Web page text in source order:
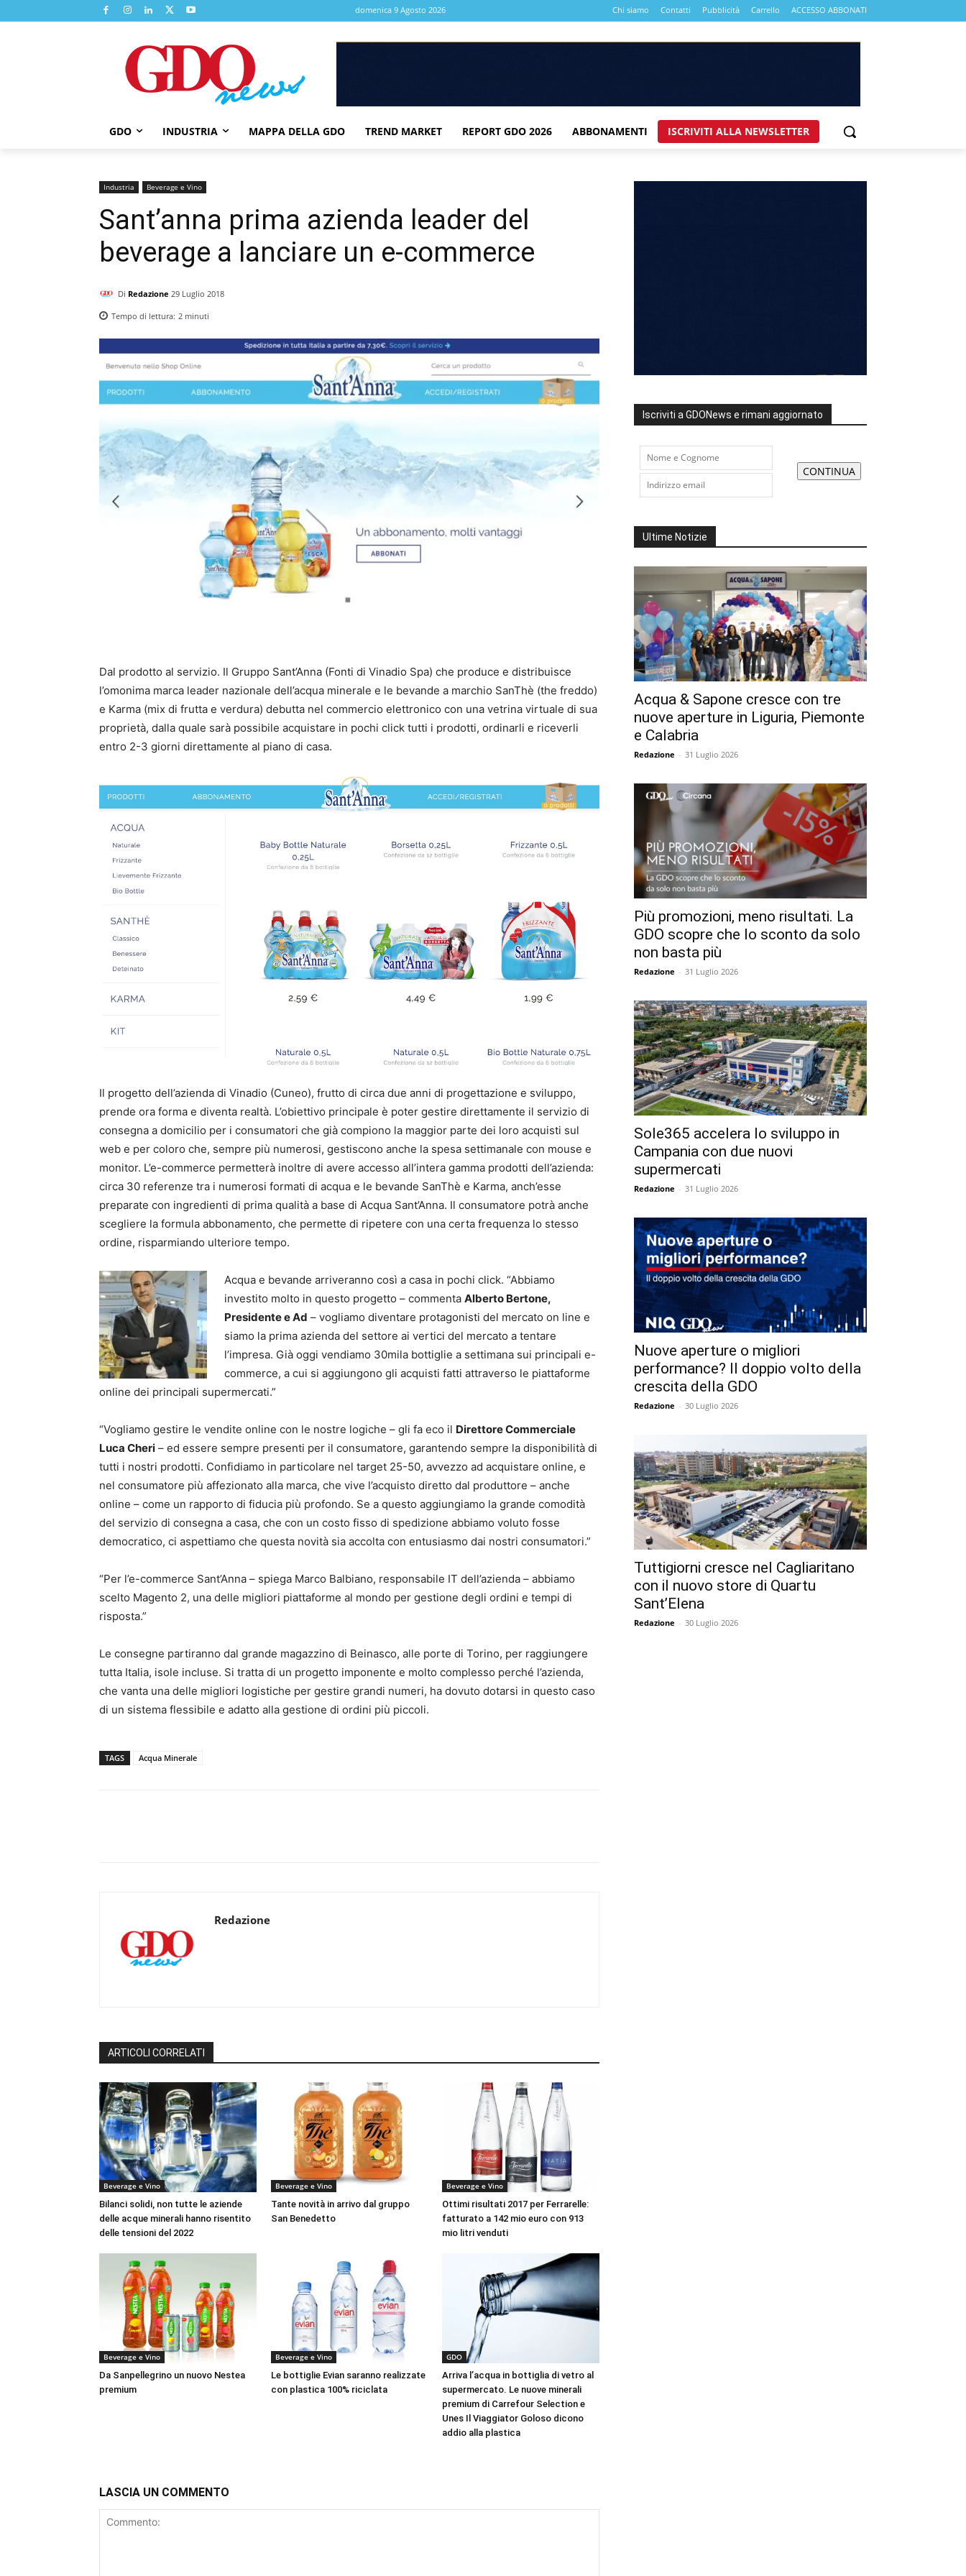
domenica 9 Agosto 2026 Chi siamo Contatti Pubblicità Carrello ACCESSO ABBONATI
GDO INDUSTRIA MAPPA DELLA GDO TREND MARKET REPORT GDO 2026 ABBONAMENTI ISCRIVITI ALLA NEWSLETTER
Industria Beverage e Vino
Sant’anna prima azienda leader del
beverage a lanciare un e-commerce
Di Redazione 29 Luglio 2018
Tempo di lettura: 2 minuti
Dal prodotto al servizio. Il Gruppo Sant’Anna (Fonti di Vinadio Spa) che produce e distribuisce
l’omonima marca leader nazionale dell’acqua minerale e le bevande a marchio SanThè (the freddo)
e Karma (mix di frutta e verdura) debutta nel commercio elettronico con una vetrina virtuale di sua
proprietà, dalla quale sarà possibile acquistare in pochi click tutti i prodotti, ordinarli e riceverli
entro 2-3 giorni direttamente al piano di casa.
Il progetto dell’azienda di Vinadio (Cuneo), frutto di circa due anni di progettazione e sviluppo,
prende ora forma e diventa realtà. L’obiettivo principale è poter gestire direttamente il servizio di
consegna a domicilio per i consumatori che già compiono la maggior parte dei loro acquisti sul
web e per coloro che, sempre più numerosi, gestiscono anche la spesa settimanale con mouse e
monitor. L’e-commerce permetterà inoltre di avere accesso all’intera gamma prodotti dell’azienda:
circa 30 referenze tra i numerosi formati di acqua e le bevande SanThè e Karma, anch’esse
preparate con ingredienti di prima qualità a base di Acqua Sant’Anna. Il consumatore potrà anche
scegliere la formula abbonamento, che permette di ripetere con una certa frequenza lo stesso
ordine, risparmiando ulteriore tempo.
Acqua e bevande arriveranno così a casa in pochi click. “Abbiamo
investito molto in questo progetto – commenta Alberto Bertone,
Presidente e Ad – vogliamo diventare protagonisti del mercato on line e
siamo la prima azienda del settore ai vertici del mercato a tentare
l’impresa. Già oggi vendiamo 30mila bottiglie a settimana sui principali e-
commerce, a cui si aggiungono gli acquisti fatti attraverso le piattaforme
online dei principali supermercati.”
“Vogliamo gestire le vendite online con le nostre logiche – gli fa eco il Direttore Commerciale
Luca Cheri – ed essere sempre presenti per il consumatore, garantendo sempre la disponibilità di
tutti i nostri prodotti. Confidiamo in particolare nel target 25-50, avvezzo ad acquistare online, e
nel consumatore più affezionato alla marca, che vive l’acquisto diretto dal produttore – anche
online – come un rapporto di fiducia più profondo. Se a questo aggiungiamo la grande comodità
del servizio di consegna a casa, che con un costo fisso di spedizione abbiamo voluto fosse
democratico, ci aspettiamo che questa novità sia accolta con entusiasmo dai nostri consumatori.”
“Per l’e-commerce Sant’Anna – spiega Marco Balbiano, responsabile IT dell’azienda – abbiamo
scelto Magento 2, una delle migliori piattaforme al mondo per gestione degli ordini e tempi di
risposta.”
Le consegne partiranno dal grande magazzino di Beinasco, alle porte di Torino, per raggiungere
tutta Italia, isole incluse. Si tratta di un progetto imponente e molto complesso perché l’azienda,
che vanta una delle migliori logistiche per gestire grandi numeri, ha dovuto dotarsi in questo caso
di un sistema flessibile e adatto alla gestione di ordini più piccoli.
TAGS Acqua Minerale
Redazione
ARTICOLI CORRELATI
Beverage e Vino
Bilanci solidi, non tutte le aziende
delle acque minerali hanno risentito
delle tensioni del 2022
Beverage e Vino
Tante novità in arrivo dal gruppo
San Benedetto
Beverage e Vino
Ottimi risultati 2017 per Ferrarelle:
fatturato a 142 mio euro con 913
mio litri venduti
Beverage e Vino
Da Sanpellegrino un nuovo Nestea
premium
Beverage e Vino
Le bottiglie Evian saranno realizzate
con plastica 100% riciclata
GDO
Arriva l’acqua in bottiglia di vetro al
supermercato. Le nuove minerali
premium di Carrefour Selection e
Unes Il Viaggiator Goloso dicono
addio alla plastica
LASCIA UN COMMENTO
Iscriviti a GDONews e rimani aggiornato
Ultime Notizie
Acqua & Sapone cresce con tre
nuove aperture in Liguria, Piemonte
e Calabria
Redazione - 31 Luglio 2026
Più promozioni, meno risultati. La
GDO scopre che lo sconto da solo
non basta più
Redazione - 31 Luglio 2026
Sole365 accelera lo sviluppo in
Campania con due nuovi
supermercati
Redazione - 31 Luglio 2026
Nuove aperture o migliori
performance? Il doppio volto della
crescita della GDO
Redazione - 30 Luglio 2026
Tuttigiorni cresce nel Cagliaritano
con il nuovo store di Quartu
Sant’Elena
Redazione - 30 Luglio 2026